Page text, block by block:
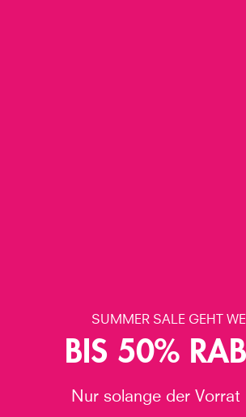
SUMMER SALE GEHT
BIS 50%
Nur solange der Vorrat